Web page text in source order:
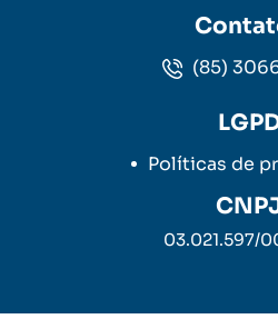
(85)
Políticas de
03.021.597/